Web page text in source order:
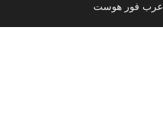
عرب فور هوست